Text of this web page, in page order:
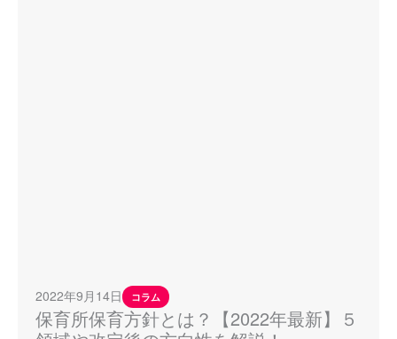
2022年9月14日 コラム
保育所保育方針とは？【2022年最新】５